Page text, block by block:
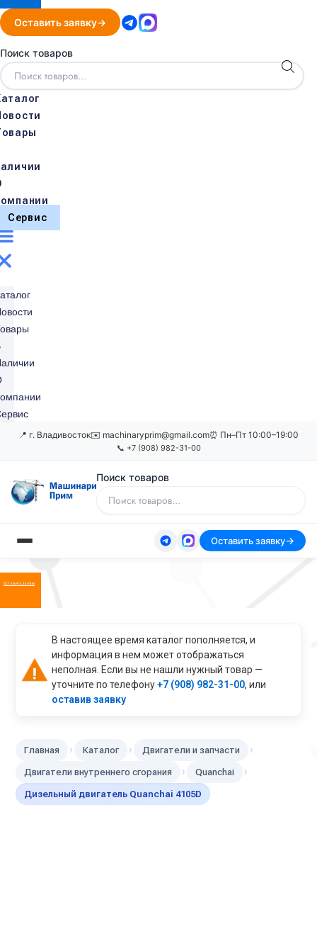
Оставить заявку
Поиск товаров
Сервис
📍 г. Владивосток✉️ machinaryprim@gmail.com⏰ Пн–Пт 10:00–19:00
📞 +7 (908) 982-31-00
Поиск товаров
Оставить заявку
Оставить заявку
В настоящее время каталог пополняется, и
информация в нем может отображаться
неполная. Если вы не нашли нужный товар —
уточните по телефону+7 (908) 982-31-00, или
оставив заявку
Главная › Каталог › Двигатели и запчасти ›
Двигатели внутреннего сгорания › Quanchai ›
Дизельный двигатель Quanchai 4105D